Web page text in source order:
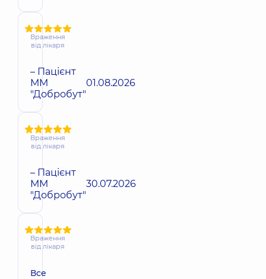
Враження
від лікаря
– Пацієнт
ММ
"Добробут"
01.08.2026
Враження
від лікаря
– Пацієнт
ММ
"Добробут"
30.07.2026
Враження
від лікаря
Все